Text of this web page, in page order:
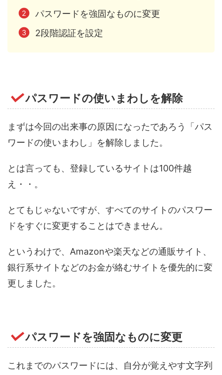
パスワードを強固なものに変更
2段階認証を設定
パスワードの使いまわしを解除
まずは今回の出来事の原因になったであろう「パス
ワードの使いまわし」を解除しました。
とは言っても、登録しているサイトは100件越
え・・。
とてもじゃないですが、すべてのサイトのパスワー
ドをすぐに変更することはできません。
というわけで、Amazonや楽天などの通販サイト、
銀行系サイトなどのお金が絡むサイトを優先的に変
更しました。
パスワードを強固なものに変更
これまでのパスワードには、自分が覚えやす文字列